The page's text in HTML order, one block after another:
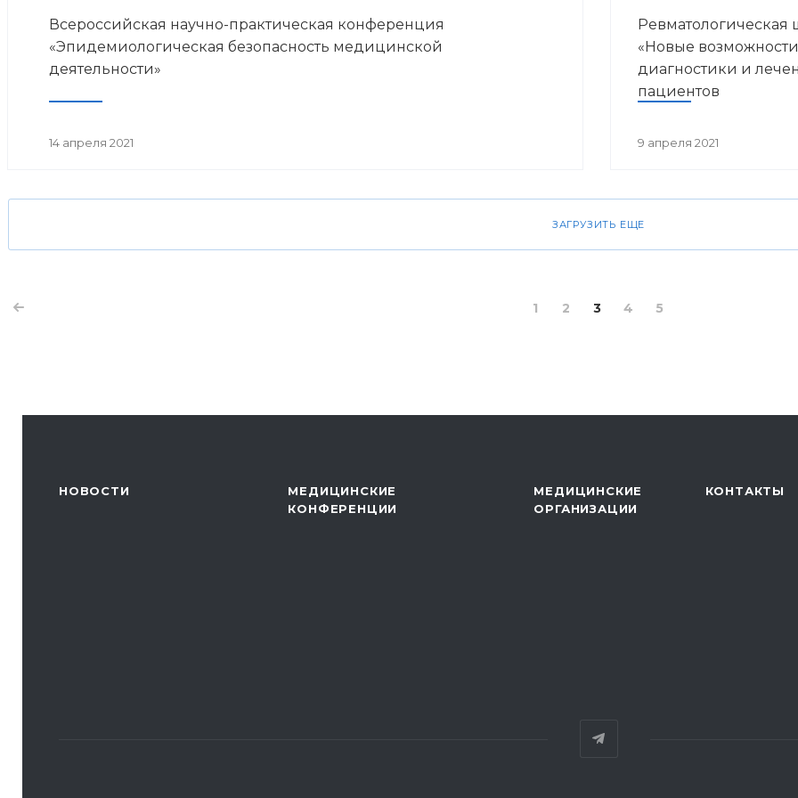
Всероссийская научно-практическая конференция
«Эпидемиологическая безопасность медицинской
деятельности»
14 апреля 2021
Ревматологическая
«Новые возможности
диагностики и
пациентов
профиля»
9 апреля 2021
ЗАГРУЗИТЬ ЕЩЕ
1 2 3 4 5
НОВОСТИ
МЕДИЦИНСКИЕ
КОНФЕРЕНЦИИ
МЕДИЦИНСКИЕ
ОРГАНИЗАЦИИ
КОНТАКТЫ